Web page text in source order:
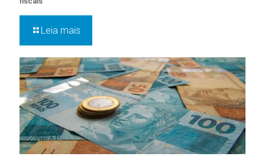
Leia mais